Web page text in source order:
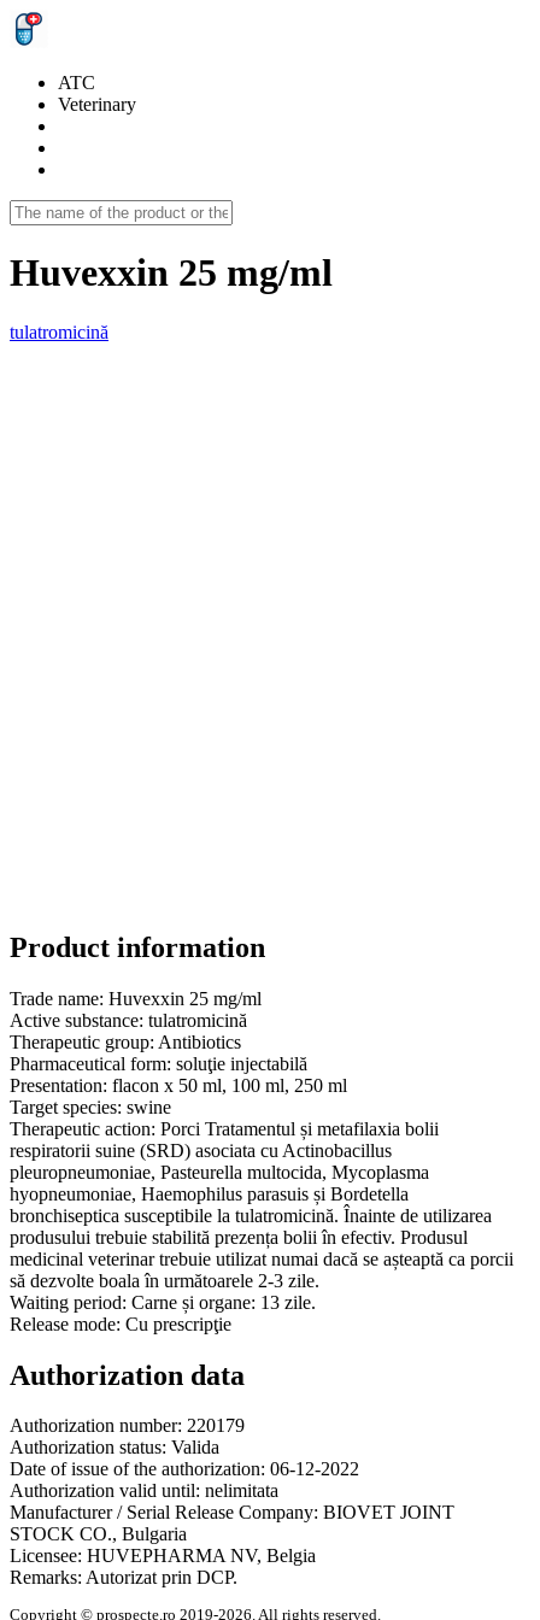
ATC
Veterinary
Huvexxin 25 mg/ml
tulatromicină
Product information
Trade name: Huvexxin 25 mg/ml
Active substance: tulatromicină
Therapeutic group: Antibiotics
Pharmaceutical form: soluţie injectabilă
Presentation: flacon x 50 ml, 100 ml, 250 ml
Target species: swine
Therapeutic action: Porci Tratamentul și metafilaxia bolii
respiratorii suine (SRD) asociata cu Actinobacillus
pleuropneumoniae, Pasteurella multocida, Mycoplasma
hyopneumoniae, Haemophilus parasuis și Bordetella
bronchiseptica susceptibile la tulatromicină. Înainte de utilizarea
produsului trebuie stabilită prezența bolii în efectiv. Produsul
medicinal veterinar trebuie utilizat numai dacă se așteaptă ca porcii
să dezvolte boala în următoarele 2-3 zile.
Waiting period: Carne și organe: 13 zile.
Release mode: Cu prescripţie
Authorization data
Authorization number: 220179
Authorization status: Valida
Date of issue of the authorization: 06-12-2022
Authorization valid until: nelimitata
Manufacturer / Serial Release Company: BIOVET JOINT
STOCK CO., Bulgaria
Licensee: HUVEPHARMA NV, Belgia
Remarks: Autorizat prin DCP.
Copyright © prospecte.ro 2019-2026. All rights reserved.